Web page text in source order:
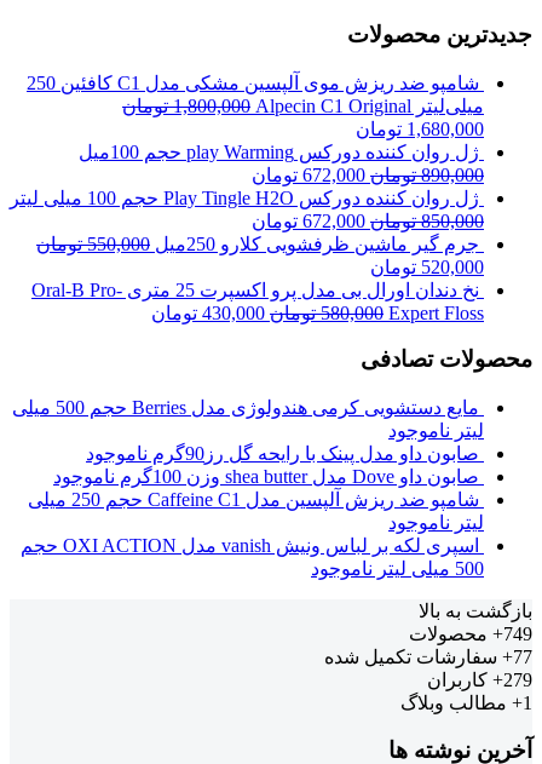
جدیدترین محصولات
شامپو ضد ریزش موی آلپسین مشکی مدل C1 کافئین 250
میلی‌لیتر Alpecin C1 Original
1,800,000 تومان
1,680,000 تومان
ژل روان کننده دورکس play Warming حجم 100میل
890,000 تومان 672,000 تومان
ژل روان کننده دورکس Play Tingle H2O حجم 100 میلی لیتر
850,000 تومان 672,000 تومان
جرم گیر ماشین ظرفشویی کلارو 250میل
550,000 تومان
520,000 تومان
نخ دندان اورال بی مدل پرو اکسپرت 25 متری Oral-B Pro-
Expert Floss
580,000 تومان 430,000 تومان
محصولات تصادفی
مایع دستشویی کرمی هندولوژی مدل Berries حجم 500 میلی
لیتر ناموجود
صابون داو مدل پینک با رایحه گل رز90گرم
ناموجود
صابون داو Dove مدل shea butter وزن 100گرم
ناموجود
شامپو ضد ریزش آلپسین مدل Caffeine C1 حجم 250 میلی
لیتر ناموجود
اسپری لکه بر لباس ونیش vanish مدل OXI ACTION حجم
500 میلی لیتر
ناموجود
بازگشت به بالا
749+
محصولات
77+
سفارشات تکمیل شده
279+
کاربران
1+
مطالب وبلاگ
آخرین نوشته ها